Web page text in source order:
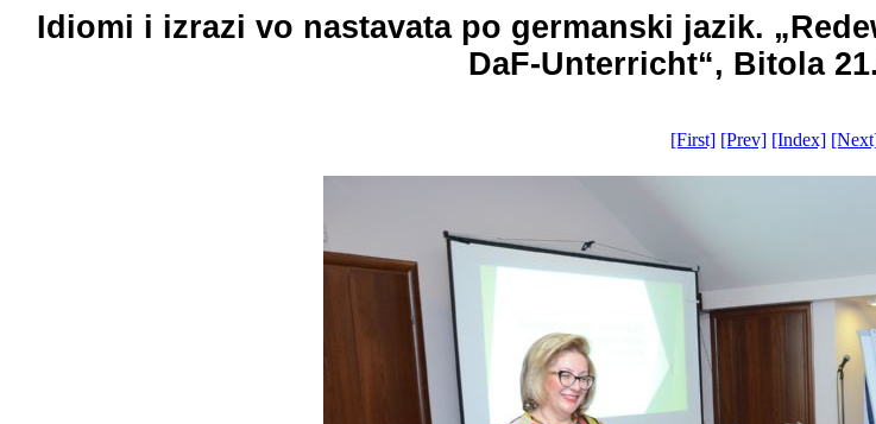
Idiomi i izrazi vo nastavata po germanski jazik.
DaF-Unterricht“, Bitola
[First] [Prev] [Index]